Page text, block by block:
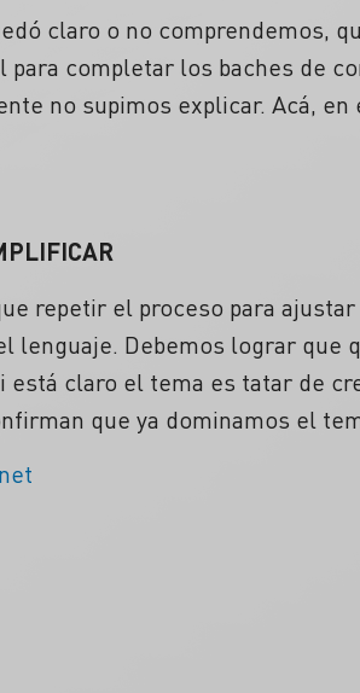
claro o no comprendemos,
completar los baches de
no supimos explicar. Acá,
repetir el proceso para
lenguaje. Debemos lograr que
está claro el tema es tatar de
que ya dominamos el